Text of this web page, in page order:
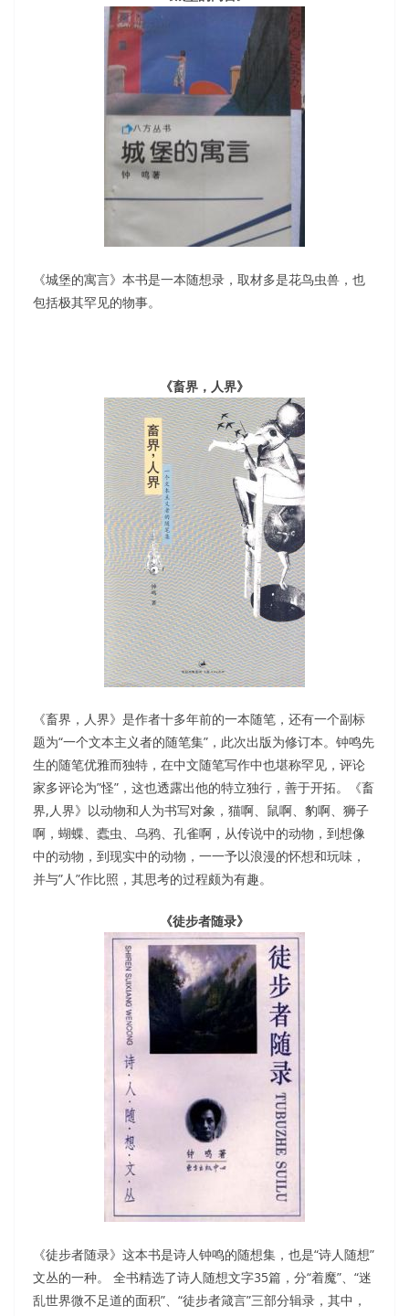
《城堡的寓言》本书是一本随想录，取材多是花鸟虫兽，也
包括极其罕见的物事。
《畜界，人界》
《畜界，人界》是作者十多年前的一本随笔，还有一个副标
题为“一个文本主义者的随笔集”，此次出版为修订本。钟鸣先
生的随笔优雅而独特，在中文随笔写作中也堪称罕见，评论
家多评论为”怪”，这也透露出他的特立独行，善于开拓。《畜
界,人界》以动物和人为书写对象，猫啊、鼠啊、豹啊、狮子
啊，蝴蝶、蠹虫、乌鸦、孔雀啊，从传说中的动物，到想像
中的动物，到现实中的动物，一一予以浪漫的怀想和玩味，
并与”人”作比照，其思考的过程颇为有趣。
《徒步者随录》
《徒步者随录》这本书是诗人钟鸣的随想集，也是“诗人随想”
文丛的一种。 全书精选了诗人随想文字35篇，分“着魔”、“迷
乱世界微不足道的面积”、“徒步者箴言”三部分辑录，其中，